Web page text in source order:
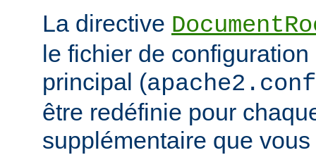
La directive
le fichier de
principal (apache2.conf
être redéfinie pour
supplémentaire que